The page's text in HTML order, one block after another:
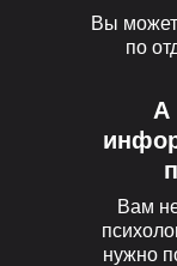
Вам
нужно
А
Вы
по